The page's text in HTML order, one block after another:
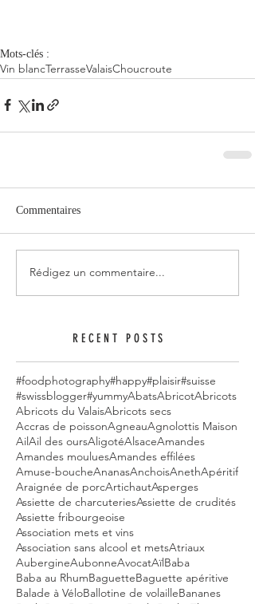
Mots-clés :
Vin blancTerrasseValaisChoucroute
Commentaires
Rédigez un commentaire...
RECENT POSTS
#foodphotography#happy#plaisir#suisse
#swissblogger#yummyAbatsAbricotAbricots
Abricots du ValaisAbricots secs
Accras de poissonAgneauAgnolottis Maison
AilAil des oursAligotéAlsaceAmandes
Amandes mouluesAmandes effilées
Amuse-boucheAnanasAnchoisAnethApéritif
Araignée de porcArtichautAsperges
Assiette de charcuteriesAssiette de crudités
Assiette fribourgeoise
Association mets et vins
Association sans alcool et metsAtriaux
AubergineAubonneAvocatAïlBaba
Baba au RhumBaguetteBaguette apéritive
Balade à VéloBallotine de volailleBananes